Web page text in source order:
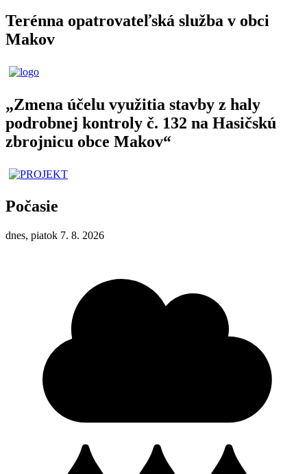
Terénna opatrovateľská služba v obci
Makov
„Zmena účelu využitia stavby z haly
podrobnej kontroly č. 132 na Hasičskú
zbrojnicu obce Makov“
Počasie
dnes, piatok 7. 8. 2026